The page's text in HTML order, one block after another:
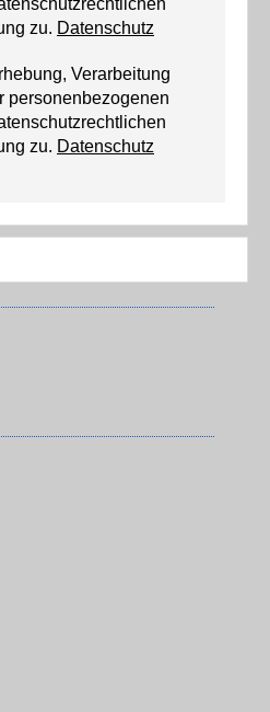
zu. Datenschutz
Verarbeitung
personenbezogenen
zu. Datenschutz